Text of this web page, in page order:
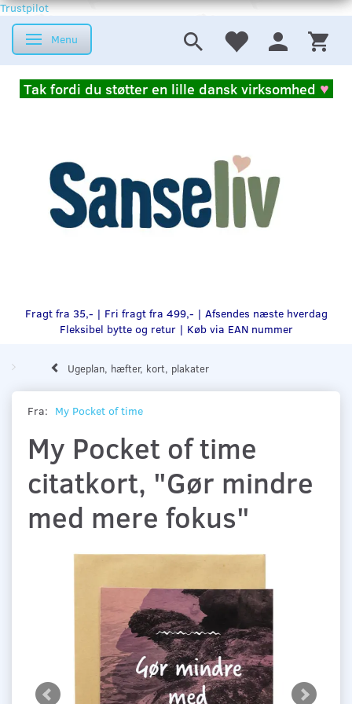
Trustpilot
Skifte navigation
Menu
Tak fordi du støtter en lille dansk virksomhed ♥
Fragt fra 35,- | Fri fragt fra 499,- | Afsendes næste hverdag
Fleksibel bytte og retur | Køb via EAN nummer
Ugeplan, hæfter, kort, plakater
Fra: My Pocket of time
My Pocket of time
citatkort, "Gør mindre
med mere fokus"